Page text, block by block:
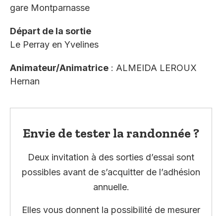
gare Montparnasse
Départ de la sortie
Le Perray en Yvelines
Animateur/Animatrice : ALMEIDA LEROUX
Hernan
Envie de tester la randonnée ?
Deux invitation à des sorties d’essai sont
possibles avant de s’acquitter de l’adhésion
annuelle.
Elles vous donnent la possibilité de mesurer